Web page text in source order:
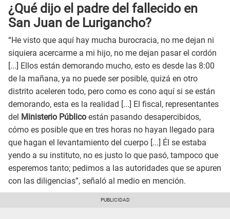
¿Qué dijo el padre del fallecido en
San Juan de Lurigancho?
“He visto que aquí hay mucha burocracia, no me dejan ni
siquiera acercarme a mi hijo, no me dejan pasar el cordón
[...] Ellos están demorando mucho, esto es desde las 8:00
de la mañana, ya no puede ser posible, quizá en otro
distrito aceleren todo, pero como es cono aquí si se están
demorando, esta es la realidad [...] El fiscal, representantes
del Ministerio Público están pasando desapercibidos,
cómo es posible que en tres horas no hayan llegado para
que hagan el levantamiento del cuerpo [...] Él se estaba
yendo a su instituto, no es justo lo que pasó, tampoco que
esperemos tanto; pedimos a las autoridades que se apuren
con las diligencias”, señaló al medio en mención.